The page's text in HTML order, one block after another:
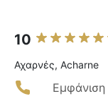
10
Αχαρνές, Acharne